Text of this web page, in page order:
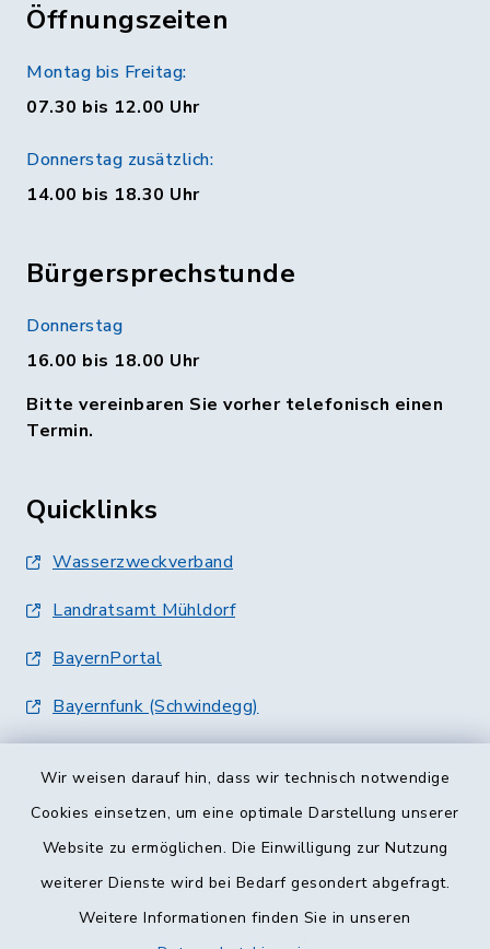
Wir weisen darauf hin, dass wir technisch notwendige
Cookies einsetzen, um eine optimale Darstellung unserer
Website zu ermöglichen. Die Einwilligung zur Nutzung
weiterer Dienste wird bei Bedarf gesondert abgefragt.
Weitere Informationen finden Sie in unseren
Öffnungszeiten
Montag bis Freitag:
07.30 bis 12.00 Uhr
Donnerstag zusätzlich:
14.00 bis 18.30 Uhr
Bürgersprechstunde
Donnerstag
16.00 bis 18.00 Uhr
Bitte vereinbaren Sie vorher telefonisch einen
Termin.
Quicklinks
Wasserzweckverband
Landratsamt Mühldorf
BayernPortal
Bayernfunk (Schwindegg)
Barrierefreiheit